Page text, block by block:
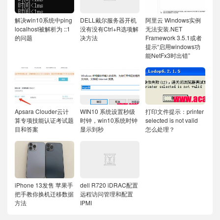
解决win10系统中ping
localhost被解析为 ::1
的问题
DELL戴尔服务器开机
没有没有Ctrl+R选项解
决方法
阿里云 Windows实例
无法安装.NET
Framework 3.5.1或者
提示“启用windows功
能NetFx3时出错”
Apsara Clouder云计
算专项技能认证考试题
目和答案
WIN10 系统设置秒级
时钟，win10系统时钟
显示到秒
打印文件提示：printer
selected is not valid
怎么处理？
iPhone 13发售 苹果手
把手教你换机迁移数据
方法
dell R720 iDRAC配置
远程访问管理和配置
IPMI